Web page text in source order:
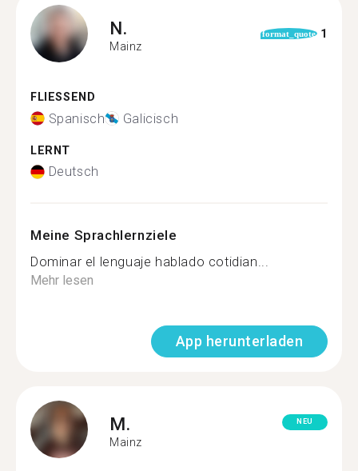
N.
Mainz
format_quote 1
FLIESSEND
Spanisch Galicisch
LERNT
Deutsch
Meine Sprachlernziele
Dominar el lenguaje hablado cotidian...
Mehr lesen
App herunterladen
M.
Mainz
NEU